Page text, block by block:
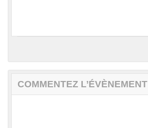
COMMENTEZ L’ÉVÈNEMENT